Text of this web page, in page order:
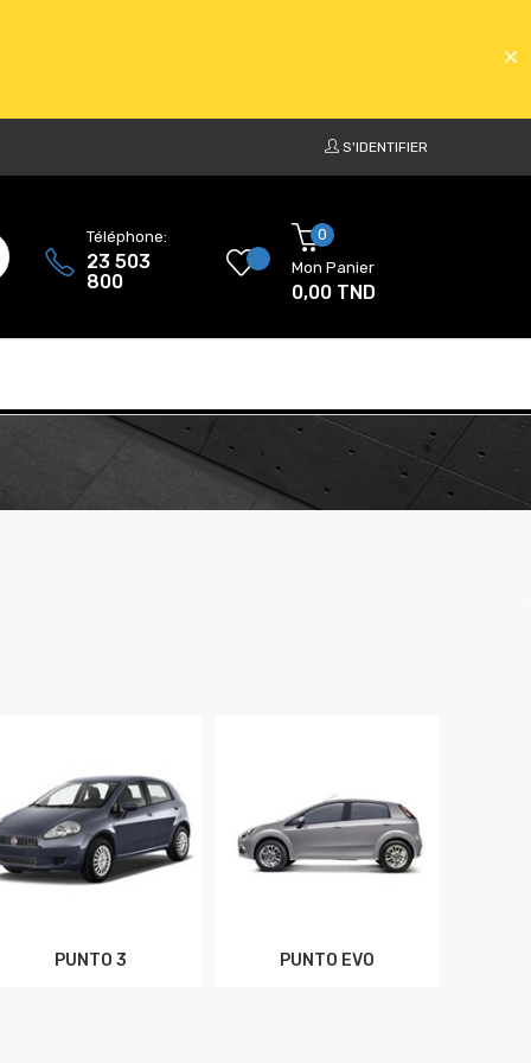
S'IDENTIFIER
Téléphone:
23 503
800
0
Mon Panier
0,00 TND
PUNTO 3 PUNTO EVO